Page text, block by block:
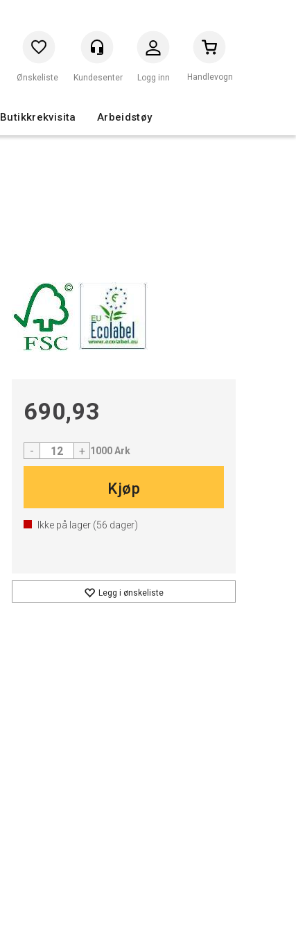
Logg inn Handlevogn
Butikkrekvisita Arbeidstøy
690,93
- + 1000 Ark
Kjøp
Ikke på lager (56 dager)
Legg i ønskeliste